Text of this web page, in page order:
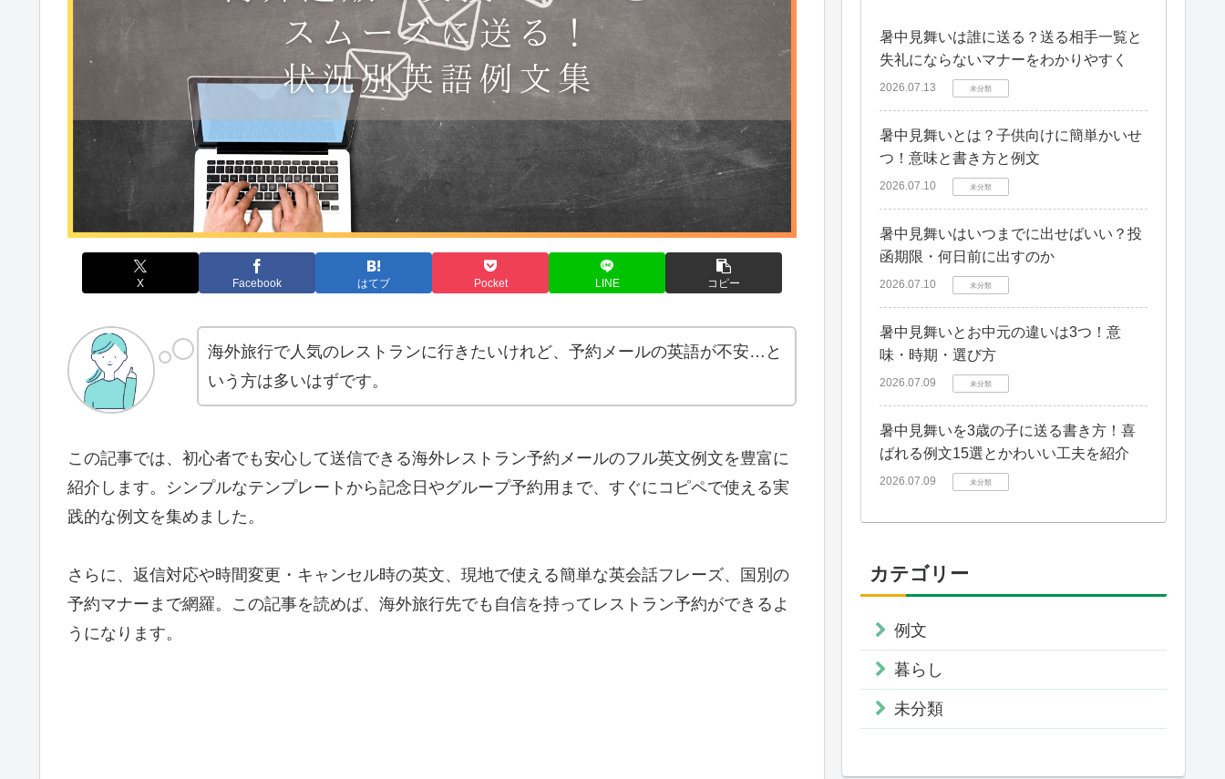
X Facebook はてブ Pocket LINE コピー
海外旅行で人気のレストランに行きたいけれど、予約メールの英語が不安…と
いう方は多いはずです。
この記事では、初心者でも安心して送信できる海外レストラン予約メールのフル英文例文を豊富に
紹介します。シンプルなテンプレートから記念日やグループ予約用まで、すぐにコピペで使える実
践的な例文を集めました。
さらに、返信対応や時間変更・キャンセル時の英文、現地で使える簡単な英会話フレーズ、国別の
予約マナーまで網羅。この記事を読めば、海外旅行先でも自信を持ってレストラン予約ができるよ
うになります。
暑中見舞いは誰に送る？送る相手一覧と
失礼にならないマナーをわかりやすく
2026.07.13 未分類
暑中見舞いとは？子供向けに簡単かいせ
つ！意味と書き方と例文
2026.07.10 未分類
暑中見舞いはいつまでに出せばいい？投
函期限・何日前に出すのか
2026.07.10 未分類
暑中見舞いとお中元の違いは3つ！意
味・時期・選び方
2026.07.09 未分類
暑中見舞いを3歳の子に送る書き方！喜
ばれる例文15選とかわいい工夫を紹介
2026.07.09 未分類
カテゴリー
例文
暮らし
未分類